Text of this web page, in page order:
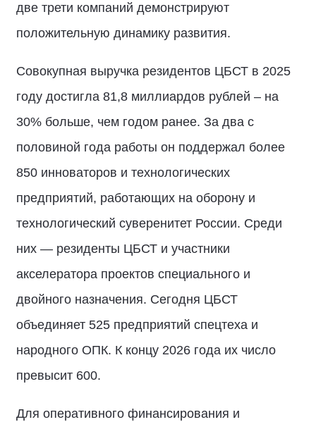
две трети компаний демонстрируют
положительную динамику развития.
Совокупная выручка резидентов ЦБСТ в 2025
году достигла 81,8 миллиардов рублей – на
30% больше, чем годом ранее. За два с
половиной года работы он поддержал более
850 инноваторов и технологических
предприятий, работающих на оборону и
технологический суверенитет России. Среди
них — резиденты ЦБСТ и участники
акселератора проектов специального и
двойного назначения. Сегодня ЦБСТ
объединяет 525 предприятий спецтеха и
народного ОПК. К концу 2026 года их число
превысит 600.
Для оперативного финансирования и